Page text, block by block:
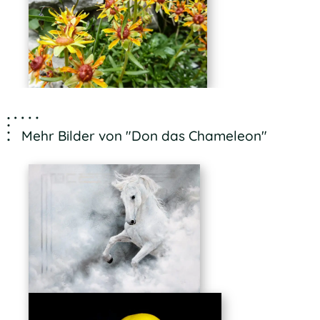
Mehr Bilder von "Don das Chameleon"